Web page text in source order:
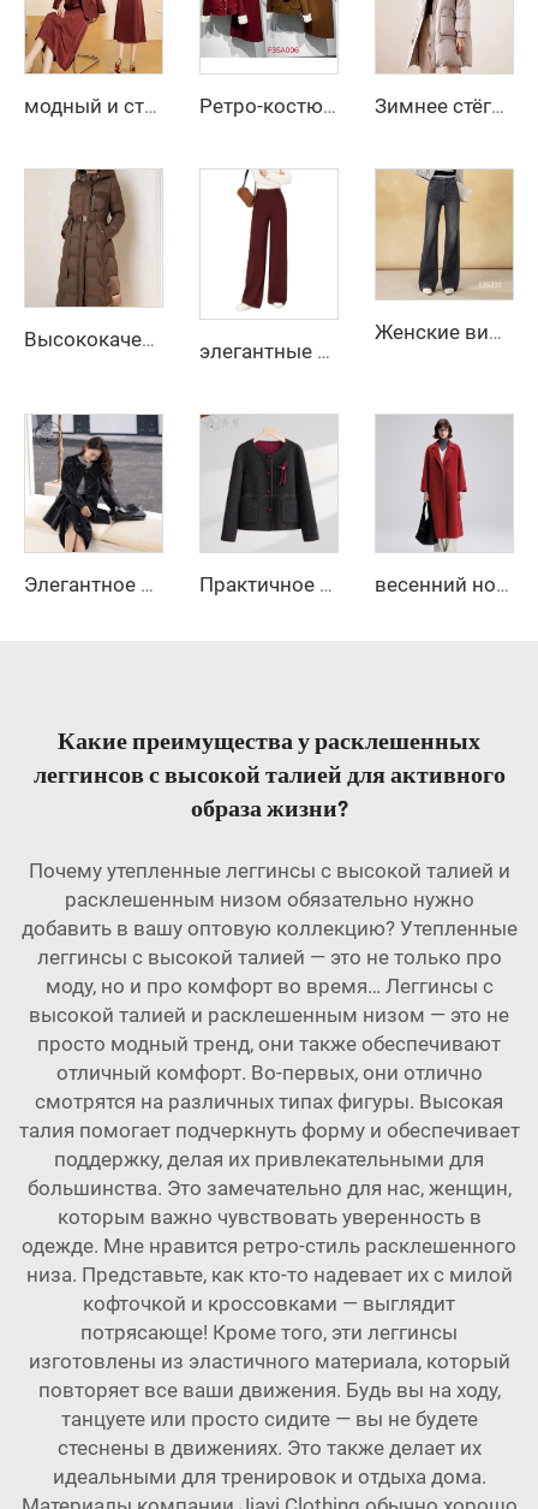
модный и стильный костюм-свитер на осень 2025, жакет, юбка с V-образным вырезом, двухкомпонентный костюм Ретро-костюм из шерсти с дышащим воротником из кроличьего меха и декоративными пуговицами, двухкомпонентный костюм с подкладкой из полиэфирного волокна Зимнее стёганое пуховое женское пальто, свободное и толстое длинное пальто с капюшоном, воротником и декоративной молнией, метод нетканого переплетения
Высококачественная женская зимняя парка, длинная пуховая куртка с капюшоном, поясом, тёплая утеплённая стёганая ветровка, верхняя одежда для улицы
элегантные женские узкие брюки 2025, удобные повседневные длинные брюки из флисового материала с эластичными карманами и логотипом
Женские винтажные темные джинсы прямого кроя с эластичной тканью, дышащие, свободного покроя, широкие, для делового гардероба, простой модный стиль
Элегантное женское зимнее стёганое шерстяное пальто с застёжкой из кашемира, с логотипом, базовый цвет, новая коллекция Практичное двубортное шерстяное пальто с милой бабочкой и пуговицами, длинная зимняя куртка с практичными карманами весенний новинка 2025, элегантное длинное кашемировое пальто с поясом, свободного кроя, с отложным воротником, пальто из корейской шерсти с эффектом водяной ряби, женское
Какие преимущества у расклешенных
леггинсов с высокой талией для активного
образа жизни?
Почему утепленные леггинсы с высокой талией и
расклешенным низом обязательно нужно
добавить в вашу оптовую коллекцию? Утепленные
леггинсы с высокой талией — это не только про
моду, но и про комфорт во время… Леггинсы с
высокой талией и расклешенным низом — это не
просто модный тренд, они также обеспечивают
отличный комфорт. Во-первых, они отлично
смотрятся на различных типах фигуры. Высокая
талия помогает подчеркнуть форму и обеспечивает
поддержку, делая их привлекательными для
большинства. Это замечательно для нас, женщин,
которым важно чувствовать уверенность в
одежде. Мне нравится ретро-стиль расклешенного
низа. Представьте, как кто-то надевает их с милой
кофточкой и кроссовками — выглядит
потрясающе! Кроме того, эти леггинсы
изготовлены из эластичного материала, который
повторяет все ваши движения. Будь вы на ходу,
танцуете или просто сидите — вы не будете
стеснены в движениях. Это также делает их
идеальными для тренировок и отдыха дома.